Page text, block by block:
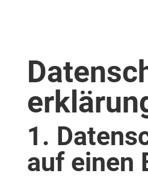
1.
auf einen